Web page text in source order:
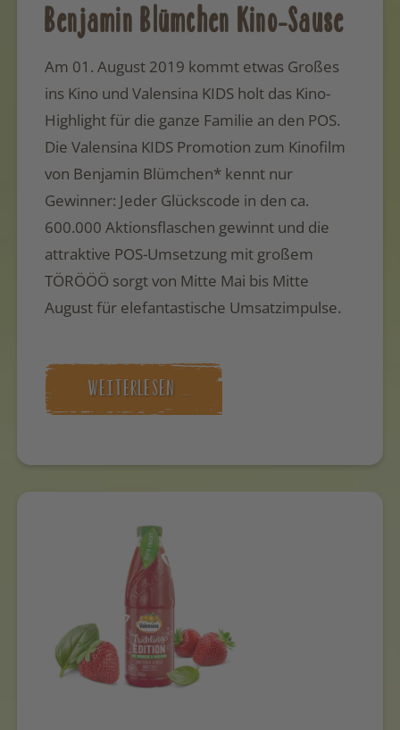
Benjamin Blümchen Kino-Sause
Am 01. August 2019 kommt etwas Großes
ins Kino und Valensina KIDS holt das Kino-
Highlight für die ganze Familie an den POS.
Die Valensina KIDS Promotion zum Kinofilm
von Benjamin Blümchen* kennt nur
Gewinner: Jeder Glückscode in den ca.
600.000 Aktionsflaschen gewinnt und die
attraktive POS-Umsetzung mit großem
TÖRÖÖÖ sorgt von Mitte Mai bis Mitte
August für elefantastische Umsatzimpulse.
WEITERLESEN …